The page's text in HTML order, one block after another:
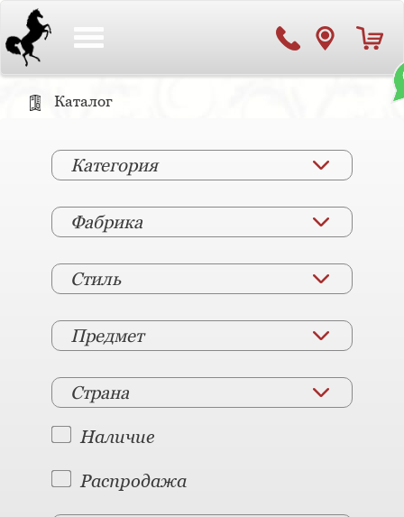
Каталог
Категория
Фабрика
Стиль
Предмет
Страна
Наличие
Распродажа